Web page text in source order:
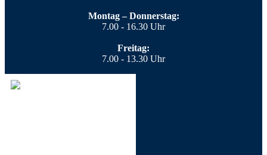
Montag – Donnerstag:
7.00 - 16.30 Uhr
Freitag:
7.00 - 13.30 Uhr